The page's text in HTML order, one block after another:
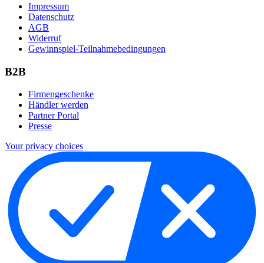
Impressum
Datenschutz
AGB
Widerruf
Gewinnspiel-Teilnahmebedingungen
B2B
Firmengeschenke
Händler werden
Partner Portal
Presse
Your privacy choices